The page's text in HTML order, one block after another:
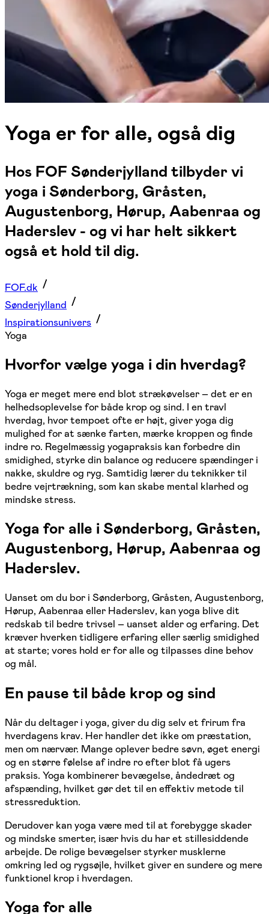
Yoga er for alle, også dig
Hos FOF Sønderjylland tilbyder vi
yoga i Sønderborg, Gråsten,
Augustenborg, Hørup, Aabenraa og
Haderslev - og vi har helt sikkert
også et hold til dig.
FOF.dk
Sønderjylland
Inspirationsunivers
Yoga
Hvorfor vælge yoga i din hverdag?
Yoga er meget mere end blot strækøvelser – det er en
helhedsoplevelse for både krop og sind. I en travl
hverdag, hvor tempoet ofte er højt, giver yoga dig
mulighed for at sænke farten, mærke kroppen og finde
indre ro. Regelmæssig yogapraksis kan forbedre din
smidighed, styrke din balance og reducere spændinger i
nakke, skuldre og ryg. Samtidig lærer du teknikker til
bedre vejrtrækning, som kan skabe mental klarhed og
mindske stress.
Yoga for alle i Sønderborg, Gråsten,
Augustenborg, Hørup, Aabenraa og
Haderslev.
Uanset om du bor i Sønderborg, Gråsten, Augustenborg,
Hørup, Aabenraa eller Haderslev, kan yoga blive dit
redskab til bedre trivsel – uanset alder og erfaring. Det
kræver hverken tidligere erfaring eller særlig smidighed
at starte; vores hold er for alle og tilpasses dine behov
og mål.
En pause til både krop og sind
Når du deltager i yoga, giver du dig selv et frirum fra
hverdagens krav. Her handler det ikke om præstation,
men om nærvær. Mange oplever bedre søvn, øget energi
og en større følelse af indre ro efter blot få ugers
praksis. Yoga kombinerer bevægelse, åndedræt og
afspænding, hvilket gør det til en effektiv metode til
stressreduktion.
Derudover kan yoga være med til at forebygge skader
og mindske smerter, især hvis du har et stillesiddende
arbejde. De rolige bevægelser styrker musklerne
omkring led og rygsøjle, hvilket giver en sundere og mere
funktionel krop i hverdagen.
Yoga for alle